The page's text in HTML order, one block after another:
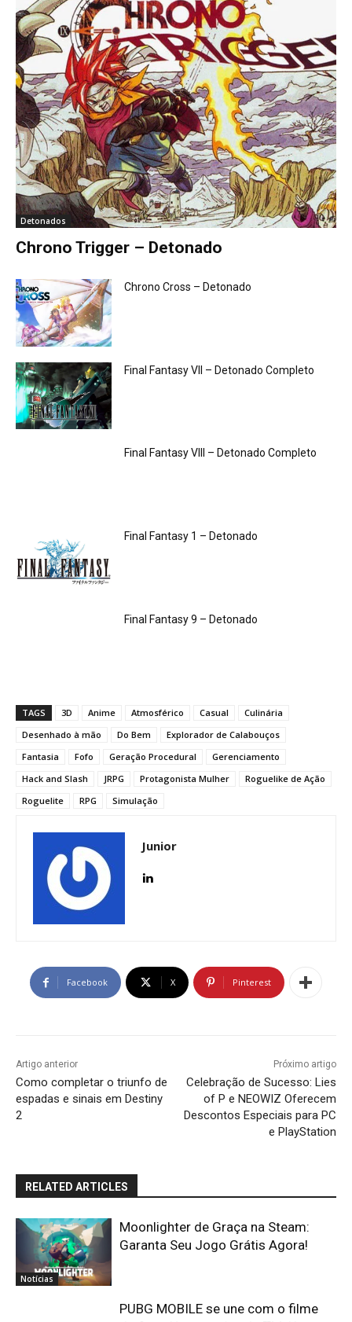
Detonados
Chrono Trigger – Detonado
Chrono Cross – Detonado
Final Fantasy VII – Detonado Completo
Final Fantasy VIII – Detonado Completo
Final Fantasy 1 – Detonado
Final Fantasy 9 – Detonado
TAGS 3D Anime Atmosférico Casual
Culinária
Desenhado à mão
Do Bem
Explorador de Calabouços
Fantasia
Fofo Geração Procedural
Gerenciamento
Hack and Slash
JRPG Protagonista Mulher
Roguelike de Ação
Roguelite
RPG Simulação
Junior
Facebook X Pinterest
Artigo anterior
Como completar o triunfo de
espadas e sinais em Destiny
2
Próximo artigo
Celebração de Sucesso: Lies
of P e NEOWIZ Oferecem
Descontos Especiais para PC
e PlayStation
RELATED ARTICLES
Notícias
Moonlighter de Graça na Steam:
Garanta Seu Jogo Grátis Agora!
PUBG MOBILE se une com o filme